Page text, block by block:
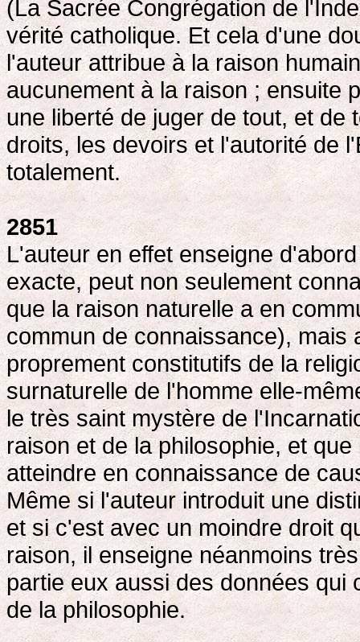
(La Sacrée Congrégation de
vérité catholique. Et cela d'une
l'auteur attribue à la raison
aucunement à la raison ; ensuite
une liberté de juger de tout, et de
droits, les devoirs et l'autorité de
totalement.
2851
L'auteur en effet enseigne
exacte, peut non seulement
que la raison naturelle a en
commun de connaissance), mais
proprement constitutifs de la
surnaturelle de l'homme elle-
le très saint mystère de
raison et de la philosophie, et
atteindre en connaissance de
Même si l'auteur introduit une
et si c'est avec un moindre droit
raison, il enseigne néanmoins
partie eux aussi des données qui
de la philosophie.